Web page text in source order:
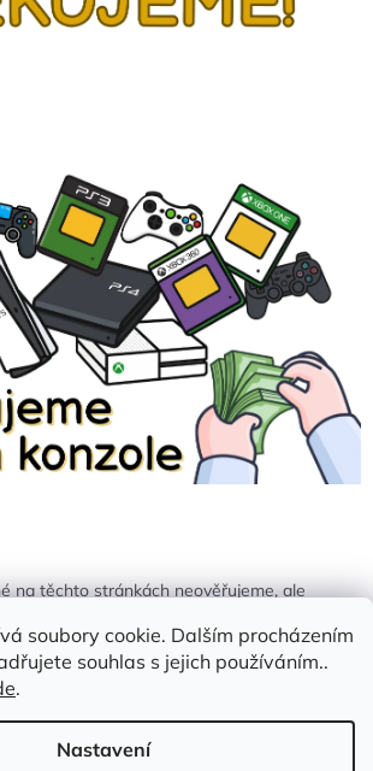
soubory cookie. Dalším procházením
souhlas s jejich používáním..
.
Nastavení
na těchto stránkách neověřujeme, ale
Vytvořil Shoptet